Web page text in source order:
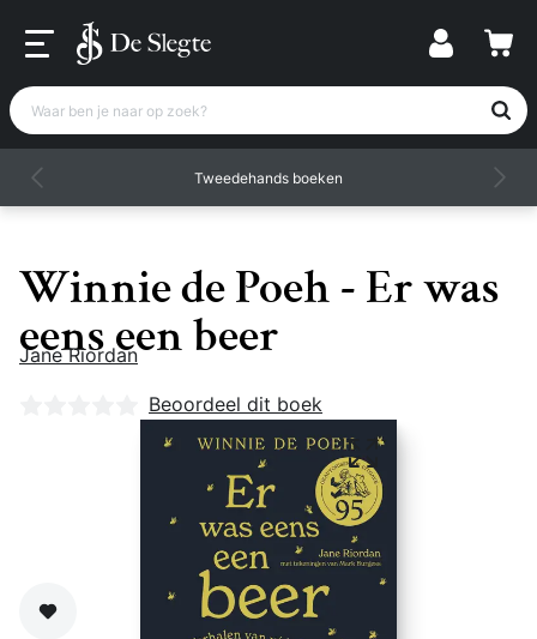
Waar ben je naar op zoek?
Tweedehands boeken
Winnie de Poeh - Er was
eens een beer
Jane Riordan
Nog geen beoordelingen
Beoordeel dit boek
Zet op verlanglijst